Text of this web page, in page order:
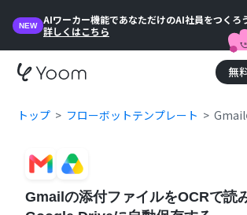
NEW
AIワーカー機能であなただけのAI社員をつくろ
詳しくはこちら
無
トップ フローボットテンプレート Gmail
Gmailの添付ファイルをOCRで読